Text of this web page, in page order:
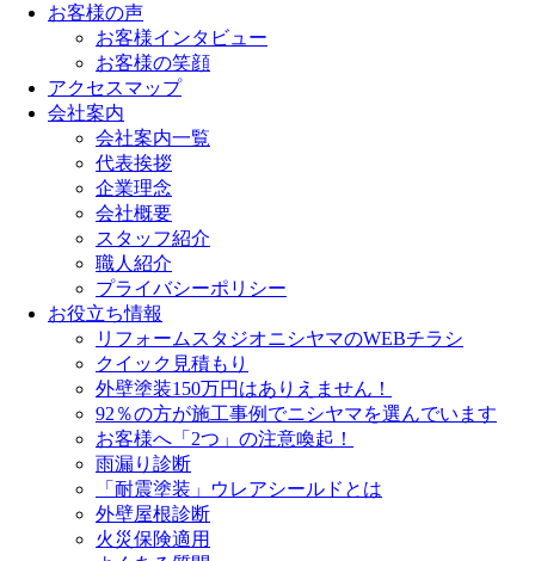
お客様の声
お客様インタビュー
お客様の笑顔
アクセスマップ
会社案内
会社案内一覧
代表挨拶
企業理念
会社概要
スタッフ紹介
職人紹介
プライバシーポリシー
お役立ち情報
リフォームスタジオニシヤマのWEBチラシ
クイック見積もり
外壁塗装150万円はありえません！
92％の方が施工事例でニシヤマを選んでいます
お客様へ「2つ」の注意喚起！
雨漏り診断
「耐震塗装」ウレアシールドとは
外壁屋根診断
火災保険適用